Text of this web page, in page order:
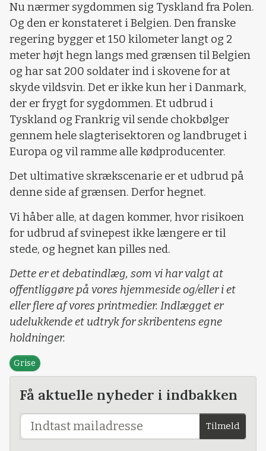
Nu nærmer sygdommen sig Tyskland fra Polen.
Og den er konstateret i Belgien. Den franske
regering bygger et 150 kilometer langt og 2
meter højt hegn langs med grænsen til Belgien
og har sat 200 soldater ind i skovene for at
skyde vildsvin. Det er ikke kun her i Danmark,
der er frygt for sygdommen. Et udbrud i
Tyskland og Frankrig vil sende chokbølger
gennem hele slagterisektoren og landbruget i
Europa og vil ramme alle kødproducenter.
Det ultimative skrækscenarie er et udbrud på
denne side af grænsen. Derfor hegnet.
Vi håber alle, at dagen kommer, hvor risikoen
for udbrud af svinepest ikke længere er til
stede, og hegnet kan pilles ned.
Dette er et debatindlæg, som vi har valgt at
offentliggøre på vores hjemmeside og/eller i et
eller flere af vores printmedier. Indlægget er
udelukkende et udtryk for skribentens egne
holdninger.
Grise
Få aktuelle nyheder i indbakken
Tilmeld